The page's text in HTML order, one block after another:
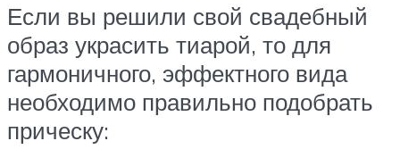
Если вы решили свой свадебный
образ украсить тиарой, то для
гармоничного, эффектного вида
необходимо правильно подобрать
прическу: